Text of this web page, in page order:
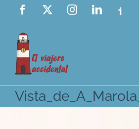
Saltar
contenido
Facebook InstagramLinkedIn
Ivoox